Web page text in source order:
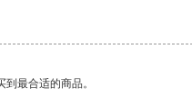
最合适的商品。